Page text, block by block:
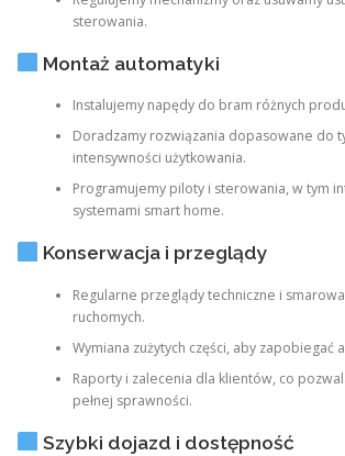
sterowania.
Montaż automatyki
Instalujemy napędy do bram różnych
Doradzamy rozwiązania dopasowane do
intensywności użytkowania.
Programujemy piloty i sterowania, w tym
systemami smart home.
Konserwacja i przeglądy
Regularne przeglądy techniczne i
ruchomych.
Wymiana zużytych części, aby zapobiegać
Raporty i zalecenia dla klientów, co
pełnej sprawności.
Szybki dojazd i dostępność